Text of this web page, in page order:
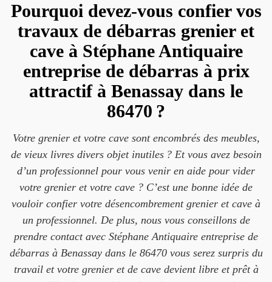
Pourquoi devez-vous confier vos
travaux de débarras grenier et
cave à Stéphane Antiquaire
entreprise de débarras à prix
attractif à Benassay dans le
86470 ?
Votre grenier et votre cave sont encombrés des meubles,
de vieux livres divers objet inutiles ? Et vous avez besoin
d’un professionnel pour vous venir en aide pour vider
votre grenier et votre cave ? C’est une bonne idée de
vouloir confier votre désencombrement grenier et cave à
un professionnel. De plus, nous vous conseillons de
prendre contact avec Stéphane Antiquaire entreprise de
débarras à Benassay dans le 86470 vous serez surpris du
travail et votre grenier et de cave devient libre et prêt à